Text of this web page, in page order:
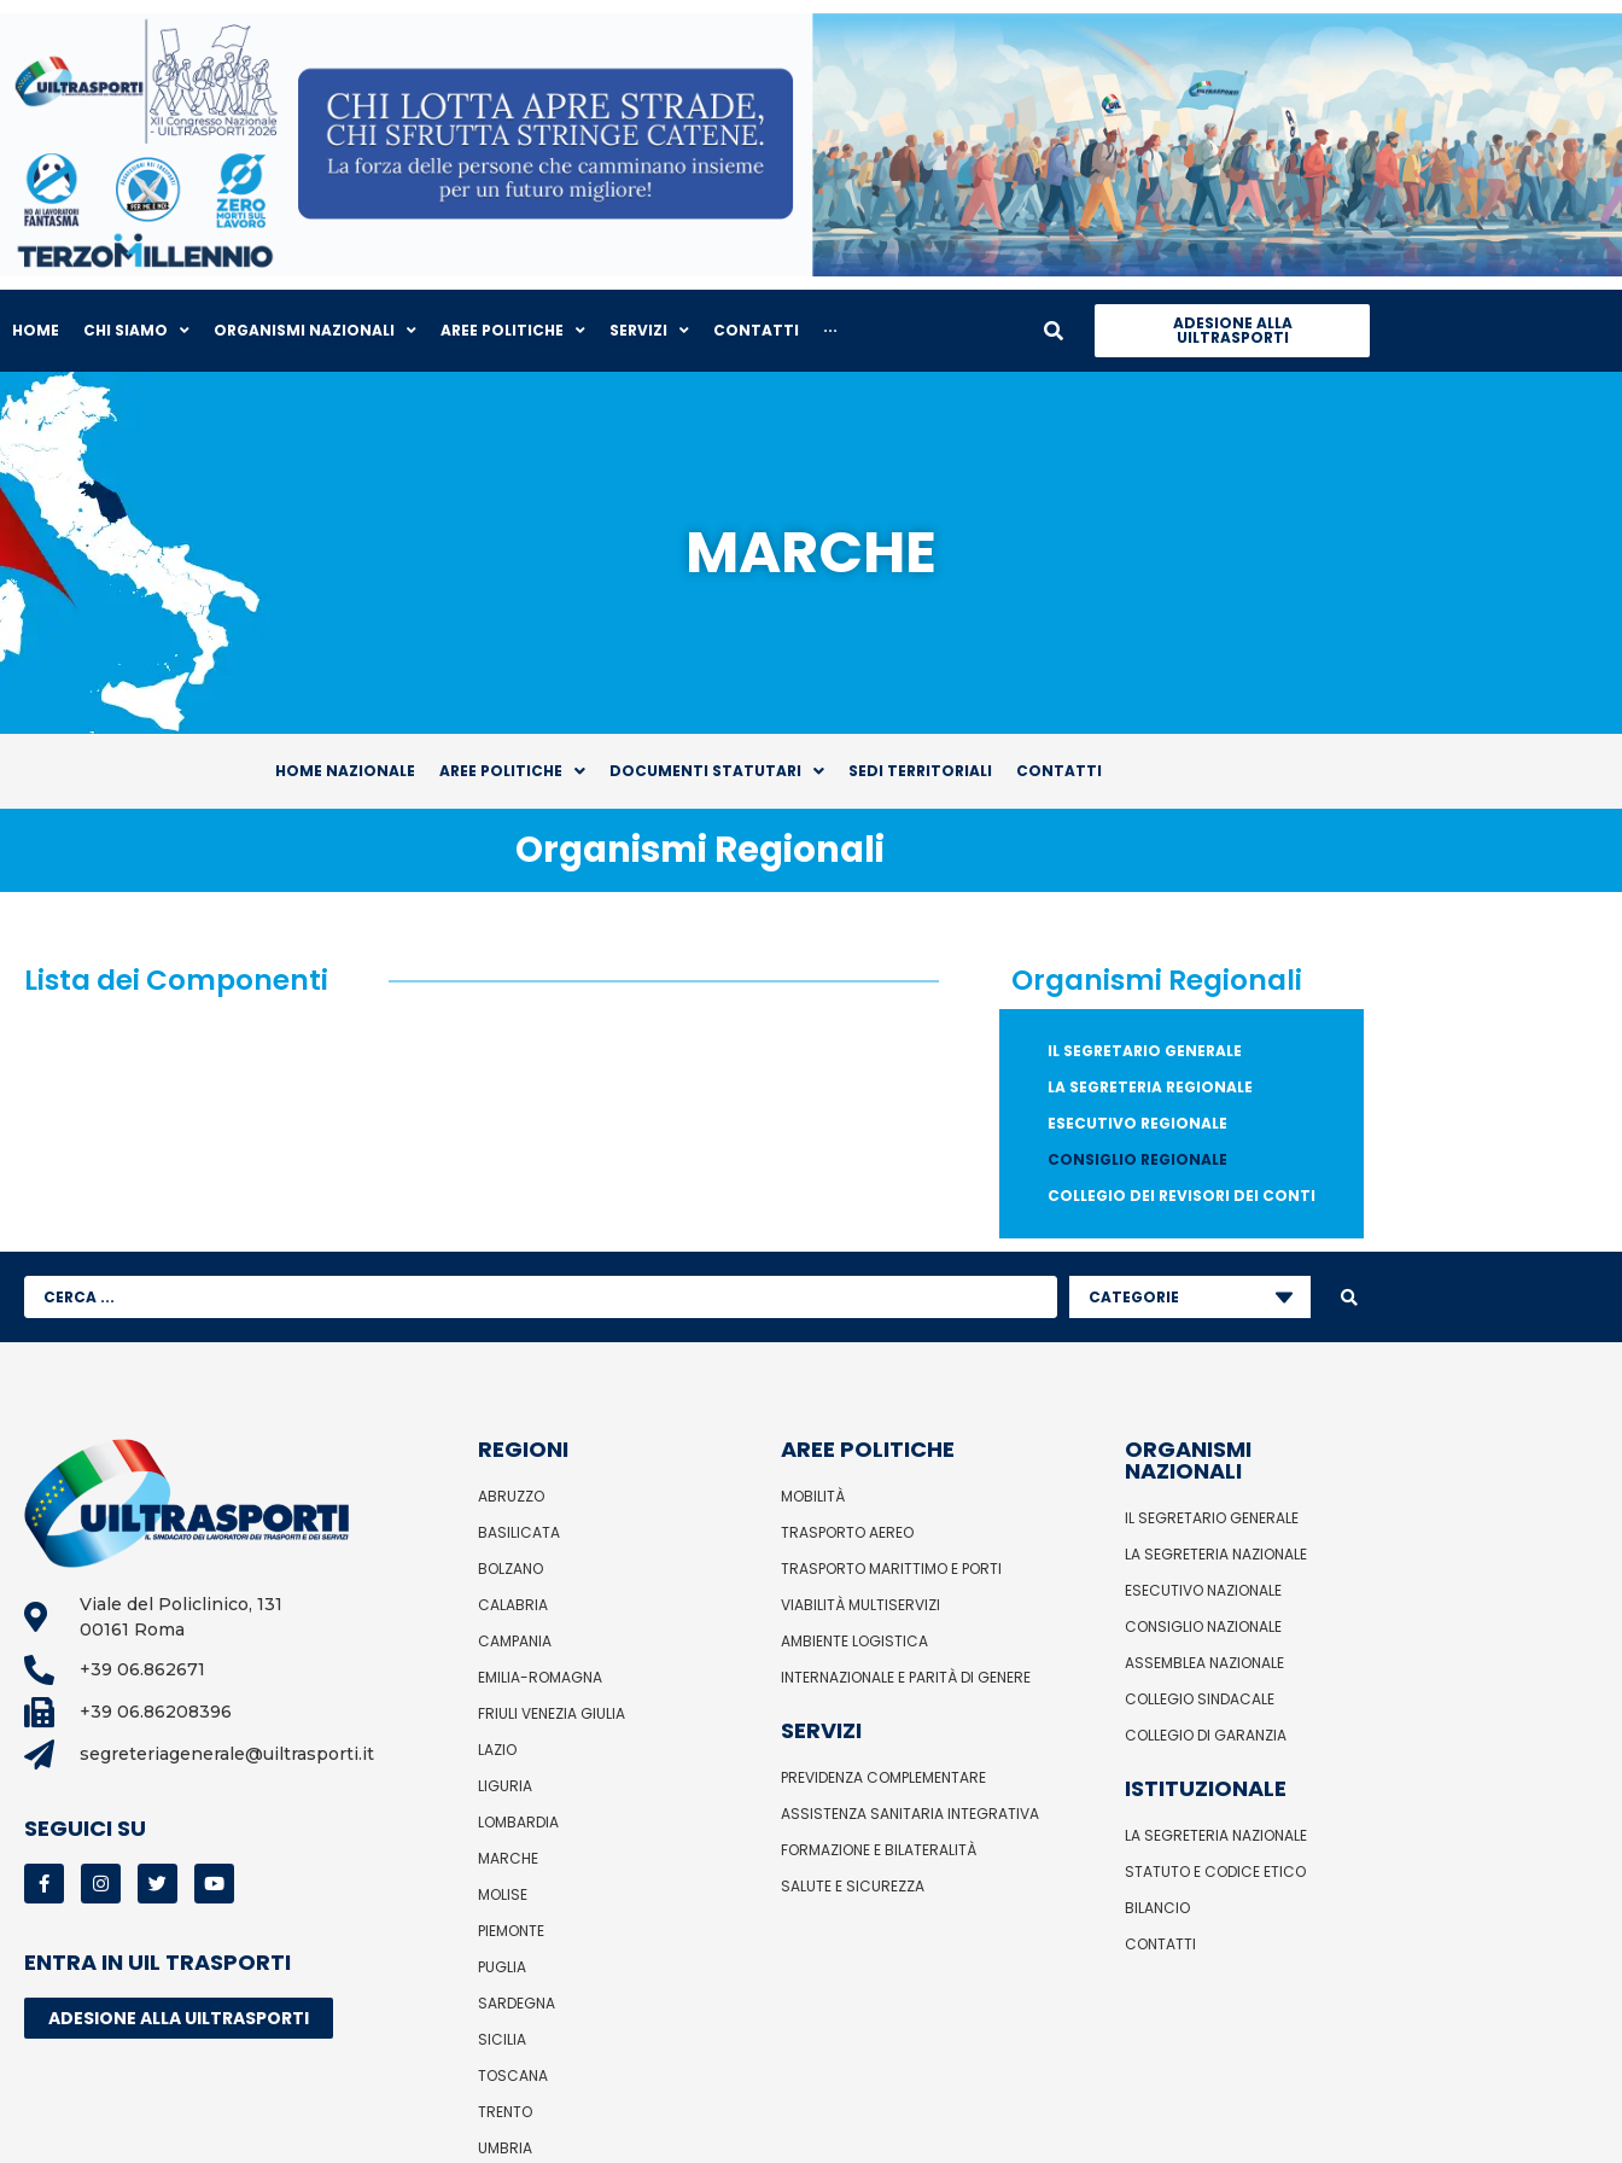
HOME CHI SIAMO ORGANISMI NAZIONALI AREE POLITICHE SERVIZI CONTATTI ··· ADESIONE ALLA
UILTRASPORTI
MARCHE
HOME NAZIONALE AREE POLITICHE DOCUMENTI STATUTARI SEDI TERRITORIALI CONTATTI
Organismi Regionali
Lista dei Componenti Organismi Regionali
IL SEGRETARIO GENERALE
LA SEGRETERIA REGIONALE
ESECUTIVO REGIONALE
CONSIGLIO REGIONALE
COLLEGIO DEI REVISORI DEI CONTI
CATEGORIE
Viale del Policlinico, 131
00161 Roma
+39 06.862671
+39 06.86208396
segreteriagenerale@uiltrasporti.it
SEGUICI SU
ENTRA IN UIL TRASPORTI
ADESIONE ALLA UILTRASPORTI
REGIONI
ABRUZZO
BASILICATA
BOLZANO
CALABRIA
CAMPANIA
EMILIA-ROMAGNA
FRIULI VENEZIA GIULIA
LAZIO
LIGURIA
LOMBARDIA
MARCHE
MOLISE
PIEMONTE
PUGLIA
SARDEGNA
SICILIA
TOSCANA
TRENTO
UMBRIA
AREE POLITICHE
MOBILITÀ
TRASPORTO AEREO
TRASPORTO MARITTIMO E PORTI
VIABILITÀ MULTISERVIZI
AMBIENTE LOGISTICA
INTERNAZIONALE E PARITÀ DI GENERE
SERVIZI
PREVIDENZA COMPLEMENTARE
ASSISTENZA SANITARIA INTEGRATIVA
FORMAZIONE E BILATERALITÀ
SALUTE E SICUREZZA
ORGANISMI
NAZIONALI
IL SEGRETARIO GENERALE
LA SEGRETERIA NAZIONALE
ESECUTIVO NAZIONALE
CONSIGLIO NAZIONALE
ASSEMBLEA NAZIONALE
COLLEGIO SINDACALE
COLLEGIO DI GARANZIA
ISTITUZIONALE
LA SEGRETERIA NAZIONALE
STATUTO E CODICE ETICO
BILANCIO
CONTATTI